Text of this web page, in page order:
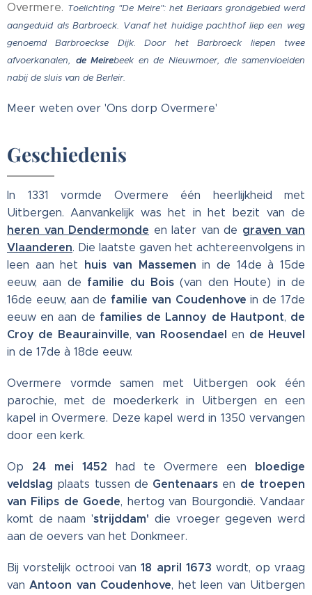
Overmere. Toelichting "De Meire": het Berlaars grondgebied werd
aangeduid als Barbroeck. Vanaf het huidige pachthof liep een weg
genoemd Barbroeckse Dijk. Door het Barbroeck liepen twee
afvoerkanalen, de Meirebeek en de Nieuwmoer, die samenvloeiden
nabij de sluis van de Berleir.
Meer weten over 'Ons dorp Overmere'
Geschiedenis
In 1331 vormde Overmere één heerlijkheid met
Uitbergen. Aanvankelijk was het in het bezit van de
heren van Dendermonde en later van de graven van
Vlaanderen. Die laatste gaven het achtereenvolgens in
leen aan het huis van Massemen in de 14de à 15de
eeuw, aan de familie du Bois (van den Houte) in de
16de eeuw, aan de familie van Coudenhove in de 17de
eeuw en aan de families de Lannoy de Hautpont, de
Croy de Beaurainville,van Roosendael en de Heuvel
in de 17de à 18de eeuw.
Overmere vormde samen met Uitbergen ook één
parochie, met de moederkerk in Uitbergen en een
kapel in Overmere. Deze kapel werd in 1350 vervangen
door een kerk.
Op 24 mei 1452 had te Overmere een bloedige
veldslag plaats tussen de Gentenaars en de troepen
van Filips de Goede, hertog van Bourgondië. Vandaar
komt de naam 'strijddam' die vroeger gegeven werd
aan de oevers van het Donkmeer.
Bij vorstelijk octrooi van18 april 1673 wordt, op vraag
vanAntoon van Coudenhove, het leen van Uitbergen